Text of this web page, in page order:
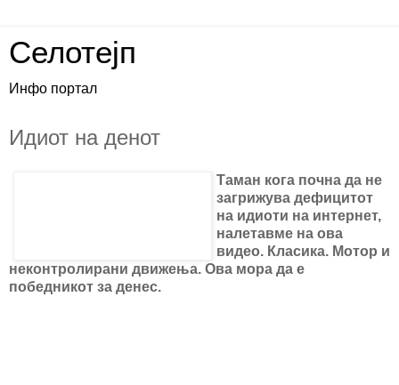
Селотејп
Инфо портал
Идиот на денот
Таман кога почна да не
загрижува дефицитот
на идиоти на интернет,
налетавме на ова
видео. Класика. Мотор и
неконтролирани движења. Ова мора да е
победникот за денес.